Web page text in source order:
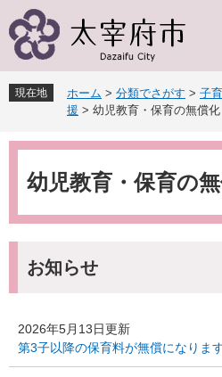
ー
先
頭
す
ニ
を
飛
し
現在地 ホーム > 分類でさがす > 子
援 > 幼児教育・保育の無償化
本
幼児教育・保育の
お知らせ
2026年5月13日更新
第3子以降の保育料が無償になりま